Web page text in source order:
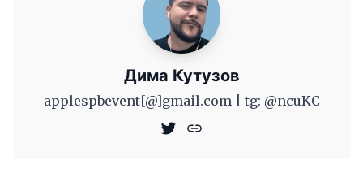
Дима Кутузов
applespbevent[@]gmail.com | tg: @ncuKC